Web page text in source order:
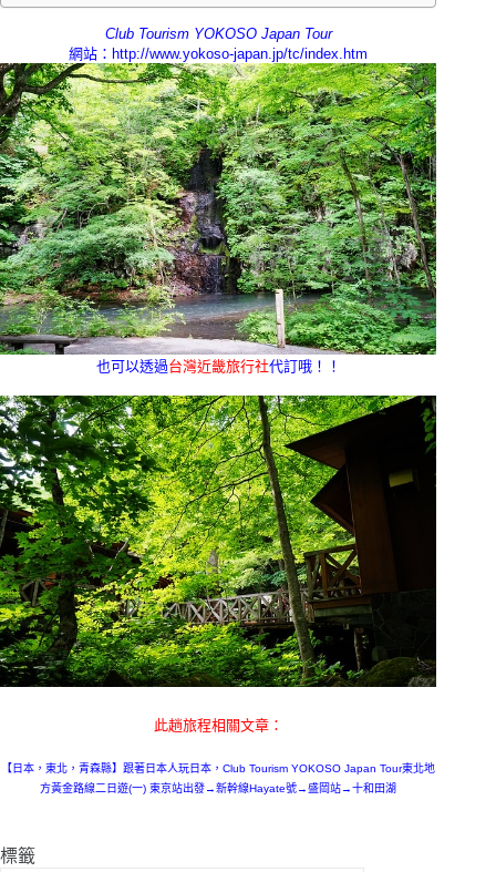
Club Tourism YOKOSO Japan Tour
網站：http://www.yokoso-japan.jp/tc/index.htm
也可以透過台灣近畿旅行社代訂哦！！
此趟旅程相關文章：
【日本，東北，青森縣】跟著日本人玩日本，Club Tourism YOKOSO Japan Tour東北地
方黃金路線二日遊(一) 東京站出發→新幹線Hayate號→盛岡站→十和田湖
標籤